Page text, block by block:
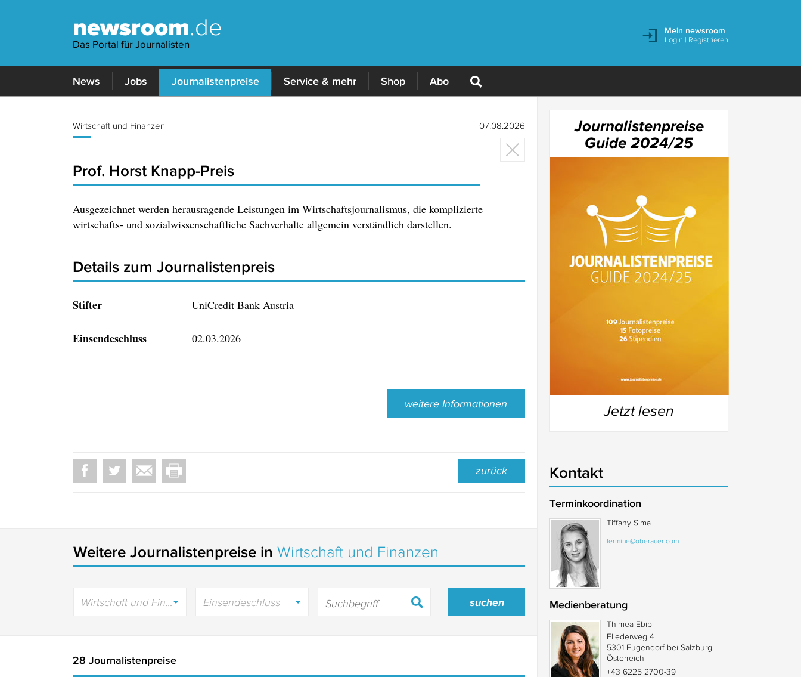
newsroom.de
Das Portal für Journalisten
Mein newsroom
Login | Registrieren
News Jobs Journalistenpreise Service & mehr Shop Abo
Wirtschaft und Finanzen 07.08.2026
Prof. Horst Knapp-Preis
Ausgezeichnet werden herausragende Leistungen im Wirtschaftsjournalismus, die komplizierte
wirtschafts- und sozialwissenschaftliche Sachverhalte allgemein verständlich darstellen.
Details zum Journalistenpreis
Stifter UniCredit Bank Austria
Einsendeschluss 02.03.2026
weitere Informationen
zurück
Weitere Journalistenpreise in Wirtschaft und Finanzen
Einsendeschluss
28 Journalistenpreise
Journalistenpreise
Guide 2024/25
Jetzt lesen
Kontakt
Terminkoordination
Tiffany Sima
termine@oberauer.com
Medienberatung
Thimea Ebibi
Fliederweg 4
5301 Eugendorf bei Salzburg
Österreich
+43 6225 2700-39